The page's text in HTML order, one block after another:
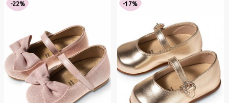
-22% -17%